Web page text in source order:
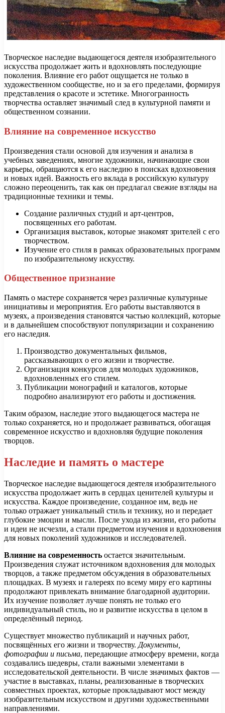
Творческое наследие выдающегося деятеля изобразительного
искусства продолжает жить и вдохновлять последующие
поколения. Влияние его работ ощущается не только в
художественном сообществе, но и за его пределами, формируя
представления о красоте и эстетике. Многогранность
творчества оставляет значимый след в культурной памяти и
общественном сознании.
Влияние на современное искусство
Произведения стали основой для изучения и анализа в
учебных заведениях, многие художники, начинающие свои
карьеры, обращаются к его наследию в поисках вдохновения
и новых идей. Важность его вклада в российскую культуру
сложно переоценить, так как он предлагал свежие взгляды на
традиционные техники и темы.
Создание различных студий и арт-центров,
посвященных его работам.
Организация выставок, которые знакомят зрителей с его
творчеством.
Изучение его стиля в рамках образовательных программ
по изобразительному искусству.
Общественное признание
Память о мастере сохраняется через различные культурные
инициативы и мероприятия. Его работы выставляются в
музеях, а произведения становятся частью коллекций, которые
и в дальнейшем способствуют популяризации и сохранению
его наследия.
Производство документальных фильмов,
рассказывающих о его жизни и творчестве.
Организация конкурсов для молодых художников,
вдохновленных его стилем.
Публикации монографий и каталогов, которые
подробно анализируют его работы и достижения.
Таким образом, наследие этого выдающегося мастера не
только сохраняется, но и продолжает развиваться, обогащая
современное искусство и вдохновляя будущие поколения
творцов.
Наследие и память о мастере
Творческое наследие выдающегося деятеля изобразительного
искусства продолжает жить в сердцах ценителей культуры и
искусства. Каждое произведение, созданное им, ведь не
только отражает уникальный стиль и технику, но и передает
глубокие эмоции и мысли. После ухода из жизни, его работы
и идеи не исчезли, а стали предметом изучения и вдохновения
для новых поколений художников и исследователей.
Влияние на современность остается значительным.
Произведения служат источником вдохновения для молодых
творцов, а также предметом обсуждения в образовательных
площадках. В музеях и галереях по всему миру его картины
продолжают привлекать внимание благодарной аудитории.
Их изучение позволяет лучше понять не только его
индивидуальный стиль, но и развитие искусства в целом в
определённый период.
Существует множество публикаций и научных работ,
посвящённых его жизни и творчеству. Документы,
фотографии и письма, передающие атмосферу времени, когда
создавались шедевры, стали важными элементами в
исследовательской деятельности. В числе значимых фактов —
участие в выставках, планы, реализованные в творческих
совместных проектах, которые прокладывают мост между
изобразительным искусством и другими художественными
направлениями.